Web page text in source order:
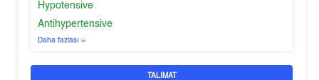
Hypotensive
Antihypertensive
Daha fazlası
TALIMAT